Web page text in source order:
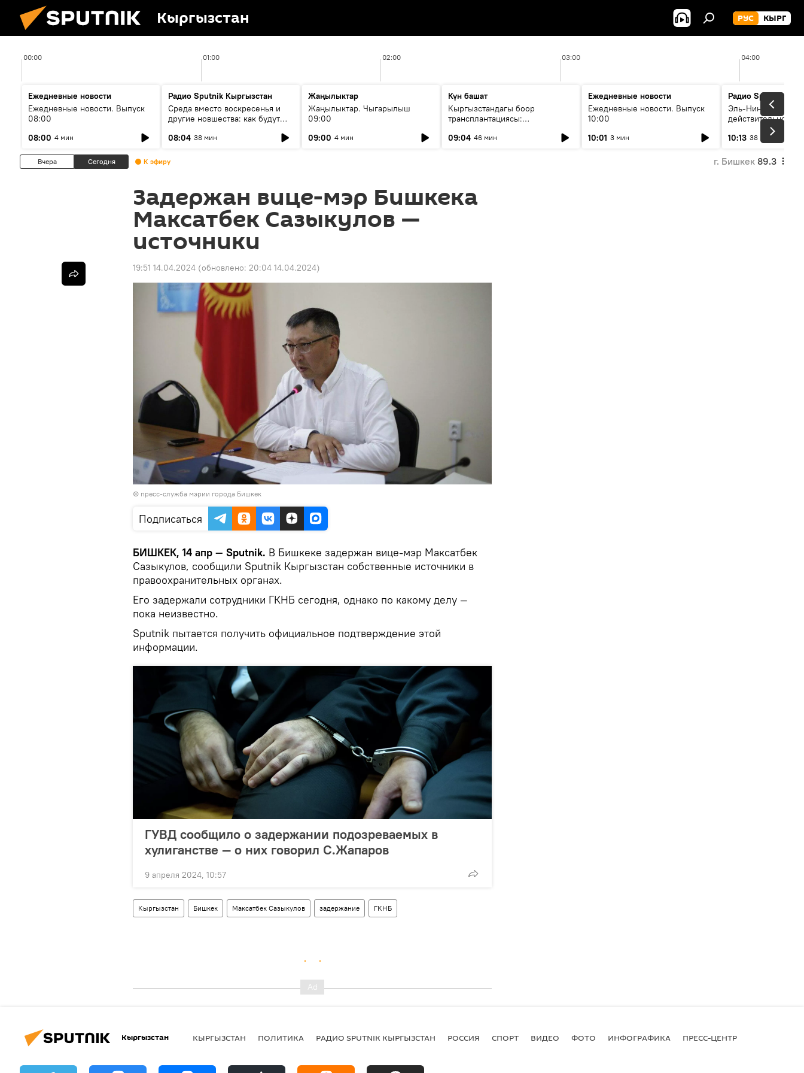
Кыргызстан РУС КЫРГ
00:00 01:00 02:00 03:00 04:00
Ежедневные новости
Ежедневные новости. Выпуск
08:00
08:00 4 мин
Радио Sputnik Кыргызстан
Среда вместо воскресенья и
другие новшества: как будут
08:04 38 мин
Жаңылыктар
Жаңылыктар. Чыгарылыш
09:00
09:00 4 мин
Күн башат
Кыргызстандагы боор
трансплантациясы:
келечеги
09:04 46 мин
Ежедневные новости
Ежедневные новости. Выпуск
10:00
10:01 3 мин
Радио Sputnik
Эль-Ниньо, жара и
действительно
погоду в
10:13 38 мин
Вчера Сегодня К эфиру г. Бишкек 89.3
Задержан вице-мэр Бишкека
Максатбек Сазыкулов —
источники
19:51 14.04.2024 (обновлено: 20:04 14.04.2024)
© пресс-служба мэрии города Бишкек
Подписаться
БИШКЕК, 14 апр — Sputnik. В Бишкеке задержан вице-мэр Максатбек
Сазыкулов, сообщили Sputnik Кыргызстан собственные источники в
правоохранительных органах.
Его задержали сотрудники ГКНБ сегодня, однако по какому делу —
пока неизвестно.
Sputnik пытается получить официальное подтверждение этой
информации.
ГУВД сообщило о задержании подозреваемых в
хулиганстве — о них говорил С.Жапаров
9 апреля 2024, 10:57
Кыргызстан Бишкек Максатбек Сазыкулов задержание ГКНБ
Кыргызстан КЫРГЫЗСТАН ПОЛИТИКА РАДИО SPUTNIK КЫРГЫЗСТАН РОССИЯ СПОРТ ВИДЕО ФОТО ИНФОГРАФИКА ПРЕСС-ЦЕНТР